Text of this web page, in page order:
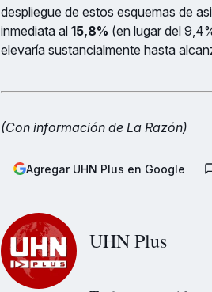
despliegue de estos esquemas de
inmediata al 15,8% (en lugar del
elevaría sustancialmente hasta
(Con información de La Razón)
Agregar UHN Plus en Google
UHN Plus